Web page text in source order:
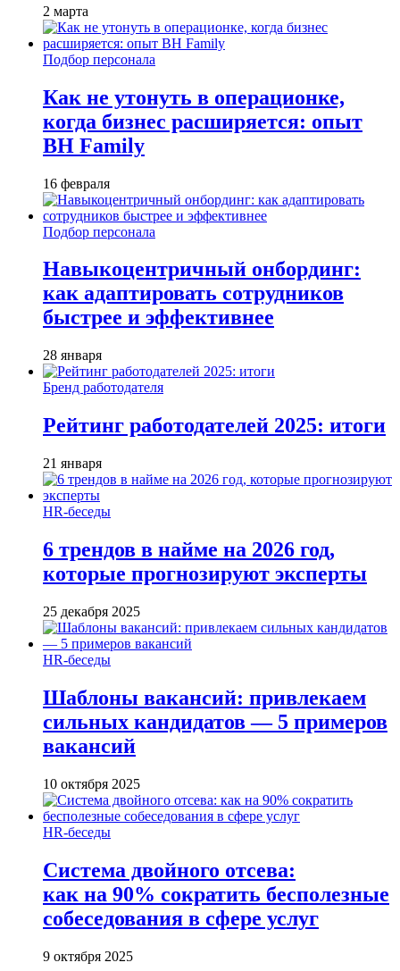
2 марта
Подбор персонала
Как не утонуть в операционке,
когда бизнес расширяется: опыт
BH Family
16 февраля
Подбор персонала
Навыкоцентричный онбординг:
как адаптировать сотрудников
быстрее и эффективнее
28 января
Бренд работодателя
Рейтинг работодателей 2025: итоги
21 января
HR-беседы
6 трендов в найме на 2026 год,
которые прогнозируют эксперты
25 декабря 2025
HR-беседы
Шаблоны вакансий: привлекаем
сильных кандидатов — 5 примеров
вакансий
10 октября 2025
HR-беседы
Система двойного отсева:
как на 90% сократить бесполезные
собеседования в сфере услуг
9 октября 2025